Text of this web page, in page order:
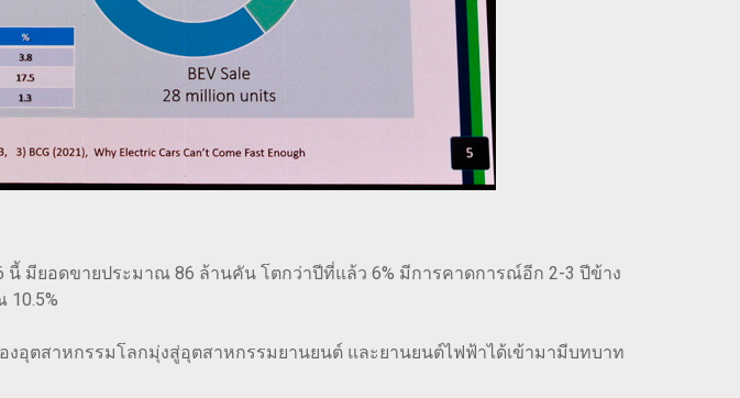
มียอดขายประมาณ 86 ล้านคัน โตกว่าปีที่แล้ว 6% มีการคาดการณ์อีก 2-3 ปีข้าง
อุตสาหกรรมโลกมุ่งสู่อุตสาหกรรมยานยนต์ และยานยนต์ไฟฟ้าได้เข้ามามีบทบาท